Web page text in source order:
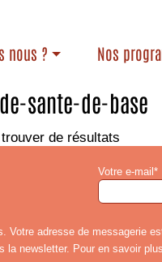
nous ? Nos
sante-de-base
de résultats
Votre e-mail*
Votre adresse de messagerie
la newsletter. Pour en savoir